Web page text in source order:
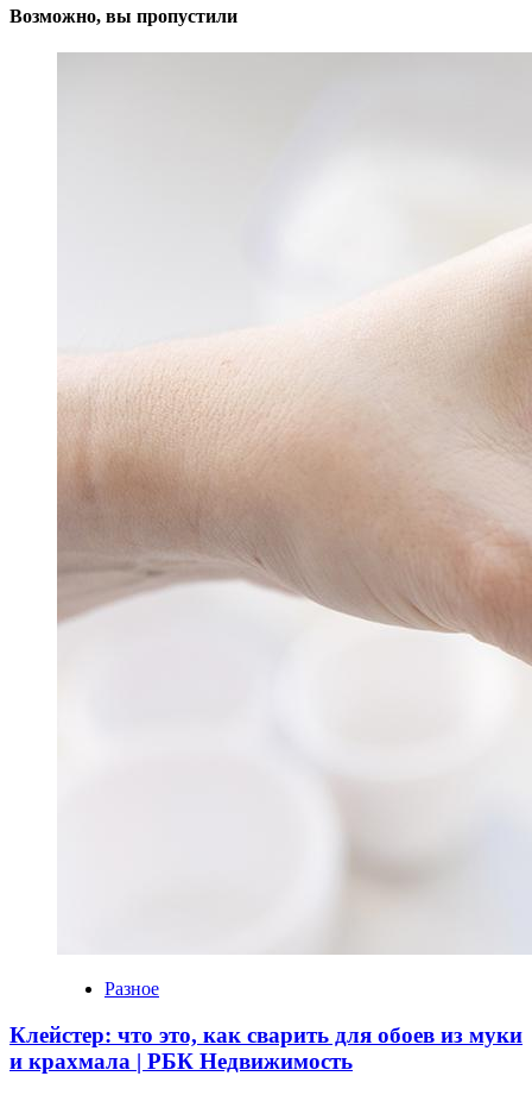
Возможно, вы пропустили
Разное
Клейстер: что это, как сварить для обоев из муки
и крахмала | РБК Недвижимость